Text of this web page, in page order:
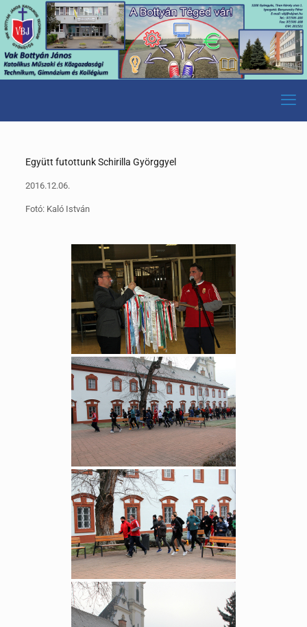
Együtt futottunk Schirilla Györggyel
2016.12.06.
Fotó: Kaló István